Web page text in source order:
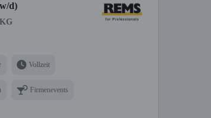
d)
Vollzeit
Firmenevents